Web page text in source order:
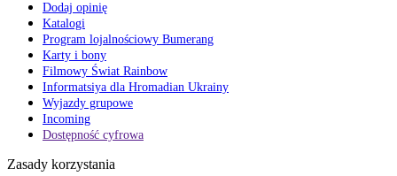
Dodaj opinię
Katalogi
Program lojalnościowy Bumerang
Karty i bony
Filmowy Świat Rainbow
Informatsiya dla Hromadian Ukrainy
Wyjazdy grupowe
Incoming
Dostępność cyfrowa
Zasady korzystania